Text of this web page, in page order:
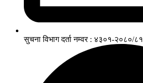
सुचना विभाग दर्ता नम्वर : ४३०१-२०८०/८१